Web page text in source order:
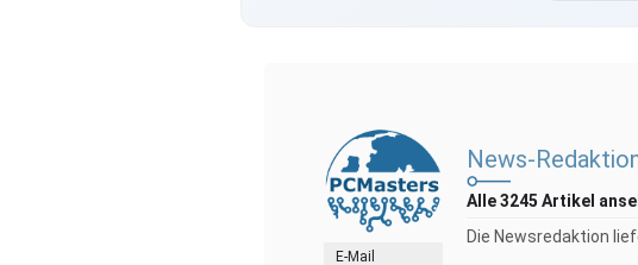
E-Mail
News-
Alle 3245 Artikel
Die Newsredaktion